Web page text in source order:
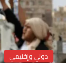
دولي وإقليمي